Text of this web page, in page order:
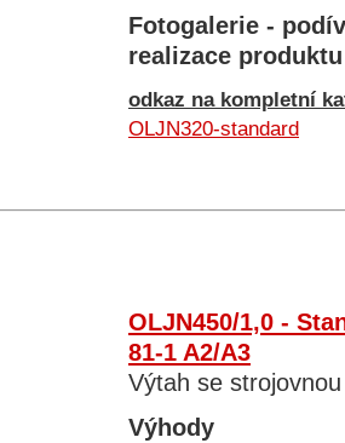
Fotogalerie -
realizace produktu
odkaz na kompletní
OLJN320-standard
OLJN450/1,0 -
81-1 A2/A3
Výtah se
Výhody